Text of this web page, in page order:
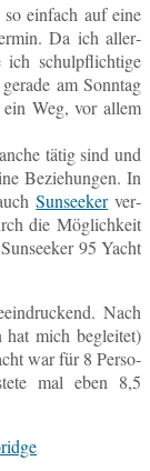
ein­fach auf eine
Da ich al­ler­
ich schul­pflich­ti­ge
am Sonn­tag
Weg, vor allem
tätig sind und
Be­zie­hun­gen. In
Sun­see­kerver­
die Mög­lich­keit
95 Yacht
Nach
mich be­glei­tet)
war für 8 Per­so­
mal eben 8,5